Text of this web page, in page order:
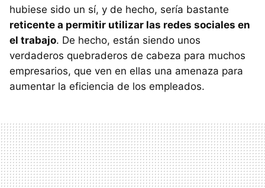
hubiese sido un sí, y de hecho, sería bastante
reticente a permitir utilizar las redes sociales en
el trabajo. De hecho, están siendo unos
verdaderos quebraderos de cabeza para muchos
empresarios, que ven en ellas una amenaza para
aumentar la eficiencia de los empleados.